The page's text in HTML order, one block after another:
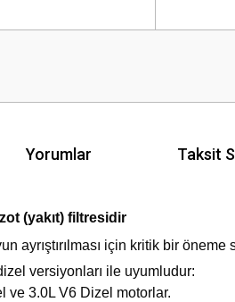
Yorumlar Taksit
(yakıt) filtresidir
ayrıştırılması için kritik bir öneme
versiyonları ile uyumludur:
ve 3.0L V6 Dizel motorlar.